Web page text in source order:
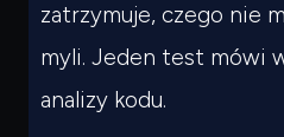
zatrzymuje, czego nie
myli. Jeden test mówi
analizy kodu.